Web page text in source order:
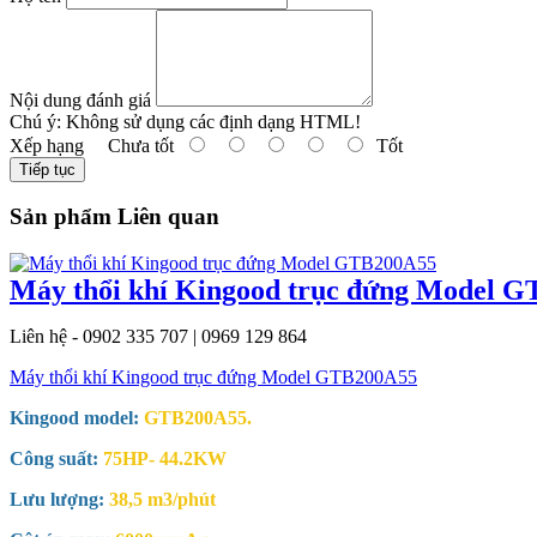
Nội dung đánh giá
Chú ý: Không sử dụng các định dạng HTML!
Xếp hạng Chưa tốt Tốt
Tiếp tục
Sản phẩm Liên quan
Máy thổi khí Kingood trục đứng Model
Liên hệ - 0902 335 707 | 0969 129 864
Máy thổi khí Kingood trục đứng Model GTB200A55
Kingood model: GTB200A55.
Công suất: 75HP- 44.2KW
Lưu lượng: 38,5 m3/phút